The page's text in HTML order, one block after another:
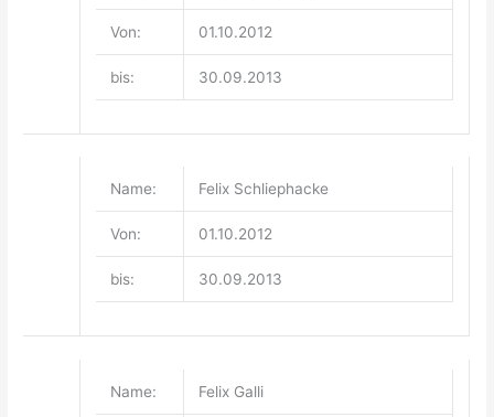
01.10.2012
30.09.2013
Name: Felix Schliephacke
01.10.2012
30.09.2013
Name: Felix Galli